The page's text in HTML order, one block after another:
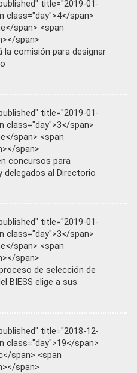
title="2019-01-
class="day">4</span>
span> <span
span>
la comisión para designar
title="2019-01-
class="day">3</span>
span> <span
span>
concursos para
delegados al Directorio
title="2019-01-
class="day">3</span>
span> <span
span>
de selección de
BIESS elige a sus
title="2018-12-
class="day">19</span>
span> <span
span>